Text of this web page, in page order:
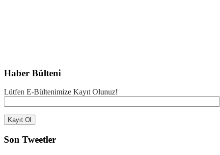
Haber Bülteni
Lütfen E-Bültenimize Kayıt Olunuz!
Son Tweetler